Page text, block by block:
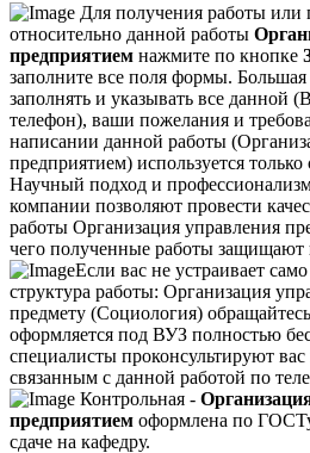
Для получения работы
относительно данной работы
предприятием нажмите по кнопке
заполните все поля формы. Большая
заполнять и указывать все данной
телефон), ваши пожелания и
написании данной работы
предприятием) используется только
Научный подход и
компании позволяют провести
работы Организация управления
чего полученные работы защищают
Если вас не устраивает
структура работы: Организация
предмету (Социология)
оформляется под ВУЗ полностью
специалисты проконсультируют
связанным с данной работой по
Контрольная -
предприятием оформлена по
сдаче на кафедру.